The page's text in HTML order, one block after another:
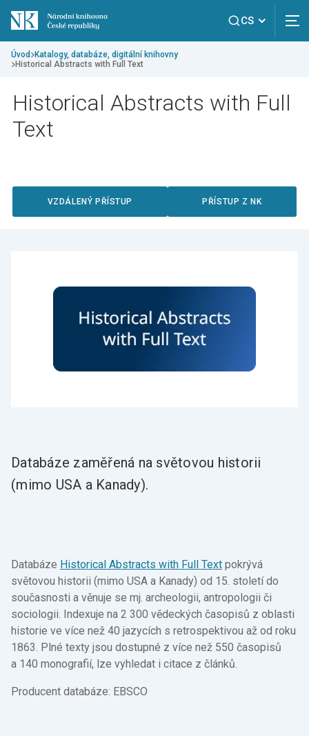
CS
Úvod
Katalogy, databáze, digitální knihovny
Historical Abstracts with Full Text
Historical Abstracts with Full
Text
VZDÁLENÝ PŘÍSTUP PŘÍSTUP Z NK
Databáze zaměřená na světovou historii
(mimo USA a Kanady).
Databáze Historical Abstracts with Full Text pokrývá
světovou historii (mimo USA a Kanady) od 15. století do
současnosti a věnuje se mj. archeologii, antropologii či
sociologii. Indexuje na 2 300 vědeckých časopisů z oblasti
historie ve více než 40 jazycích s retrospektivou až od roku
1863. Plné texty jsou dostupné z více než 550 časopisů
a 140 monografií, lze vyhledat i citace z článků.
Producent databáze: EBSCO